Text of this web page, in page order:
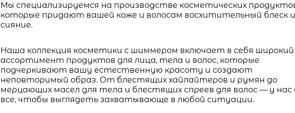
Мы специализируемся на производстве косметических
которые придают вашей коже и волосам восхитительный блеск и
сияние.
Наша коллекция косметики с шиммером включает в себя широкий
ассортимент продуктов для лица, тела и волос, которые
подчеркивают вашу естественную красоту и создают
неповторимый образ. От блестящих хайлайтеров и румян до
мерцающих масел для тела и блестящих спреев для волос — у нас
все, чтобы выглядеть захватывающе в любой ситуации.